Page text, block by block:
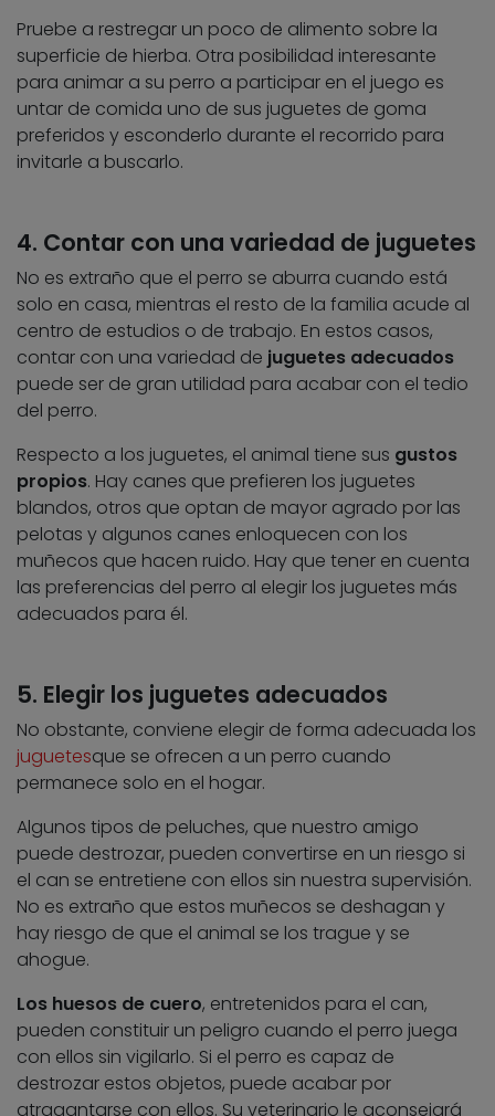
Pruebe a restregar un poco de alimento sobre la
superficie de hierba. Otra posibilidad interesante
para animar a su perro a participar en el juego es
untar de comida uno de sus juguetes de goma
preferidos y esconderlo durante el recorrido para
invitarle a buscarlo.
4. Contar con una variedad de juguetes
No es extraño que el perro se aburra cuando está
solo en casa, mientras el resto de la familia acude al
centro de estudios o de trabajo. En estos casos,
contar con una variedad de juguetes adecuados
puede ser de gran utilidad para acabar con el tedio
del perro.
Respecto a los juguetes, el animal tiene sus gustos
propios. Hay canes que prefieren los juguetes
blandos, otros que optan de mayor agrado por las
pelotas y algunos canes enloquecen con los
muñecos que hacen ruido. Hay que tener en cuenta
las preferencias del perro al elegir los juguetes más
adecuados para él.
5. Elegir los juguetes adecuados
No obstante, conviene elegir de forma adecuada los
juguetesque se ofrecen a un perro cuando
permanece solo en el hogar.
Algunos tipos de peluches, que nuestro amigo
puede destrozar, pueden convertirse en un riesgo si
el can se entretiene con ellos sin nuestra supervisión.
No es extraño que estos muñecos se deshagan y
hay riesgo de que el animal se los trague y se
ahogue.
Los huesos de cuero, entretenidos para el can,
pueden constituir un peligro cuando el perro juega
con ellos sin vigilarlo. Si el perro es capaz de
destrozar estos objetos, puede acabar por
atragantarse con ellos. Su veterinario le aconsejará